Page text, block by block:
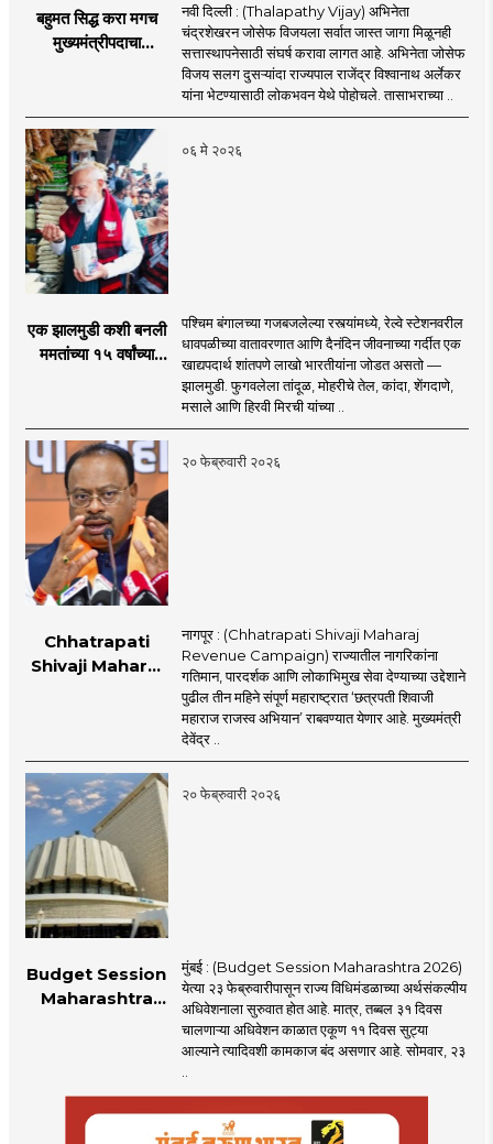
बहुमत सिद्ध करा मगच
मुख्यमंत्रीपदाचा
नवी दिल्ली : (Thalapathy Vijay) अभिनेता
चंद्रशेखरन जोसेफ विजयला सर्वात जास्त जागा मिळूनही
सत्तास्थापनेसाठी संघर्ष करावा लागत आहे. अभिनेता जोसेफ
विजय सलग दुसऱ्यांदा राज्यपाल राजेंद्र विश्वानाथ अर्लेकर
यांना भेटण्यासाठी लोकभवन येथे पोहोचले. तासाभराच्या ..
०६ मे २०२६
एक झालमुडी कशी बनली
ममतांच्या १५ वर्षांच्या
पश्चिम बंगालच्या गजबजलेल्या रस्त्यांमध्ये, रेल्वे स्टेशनवरील
धावपळीच्या वातावरणात आणि दैनंदिन जीवनाच्या गर्दीत एक
खाद्यपदार्थ शांतपणे लाखो भारतीयांना जोडत असतो —
झालमुडी. फुगवलेला तांदूळ, मोहरीचे तेल, कांदा, शेंगदाणे,
मसाले आणि हिरवी मिरची यांच्या ..
२० फेब्रुवारी २०२६
Chhatrapati
Shivaji Maharaj
महाराज राजस्व अभियान'
सुरू; १५ सेवा आता
जनतेच्या दारी
नागपूर : (Chhatrapati Shivaji Maharaj
Revenue Campaign) राज्यातील नागरिकांना
गतिमान, पारदर्शक आणि लोकाभिमुख सेवा देण्याच्या उद्देशाने
पुढील तीन महिने संपूर्ण महाराष्ट्रात ‘छत्रपती शिवाजी
महाराज राजस्व अभियान’ राबवण्यात येणार आहे. मुख्यमंत्री
देवेंद्र ..
२० फेब्रुवारी २०२६
Budget Session
Maharashtra
मुंबई : (Budget Session Maharashtra 2026)
येत्या २३ फेब्रुवारीपासून राज्य विधिमंडळाच्या अर्थसंकल्पीय
अधिवेशनाला सुरुवात होत आहे. मात्र, तब्बल ३१ दिवस
चालणाऱ्या अधिवेशन काळात एकूण ११ दिवस सुट्या
आल्याने त्यादिवशी कामकाज बंद असणार आहे. सोमवार, २३